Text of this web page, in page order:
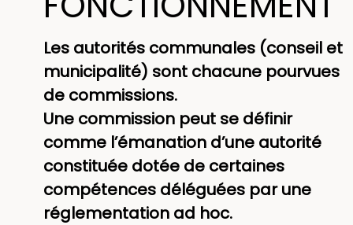
Les autorités communales (conseil et
municipalité) sont chacune pourvues
de commissions.
Une commission peut se définir
comme l’émanation d’une autorité
constituée dotée de certaines
compétences déléguées par une
réglementation ad hoc.